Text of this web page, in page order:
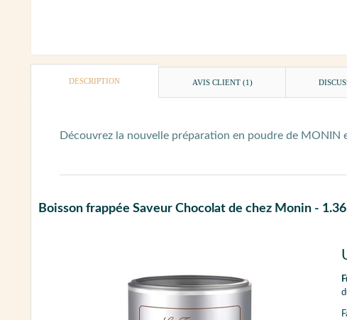
DESCRIPTION AVIS CLIENT (1)
Découvrez la nouvelle préparation en poudre de MONIN
Boisson frappée Saveur Chocolat de chez Monin -